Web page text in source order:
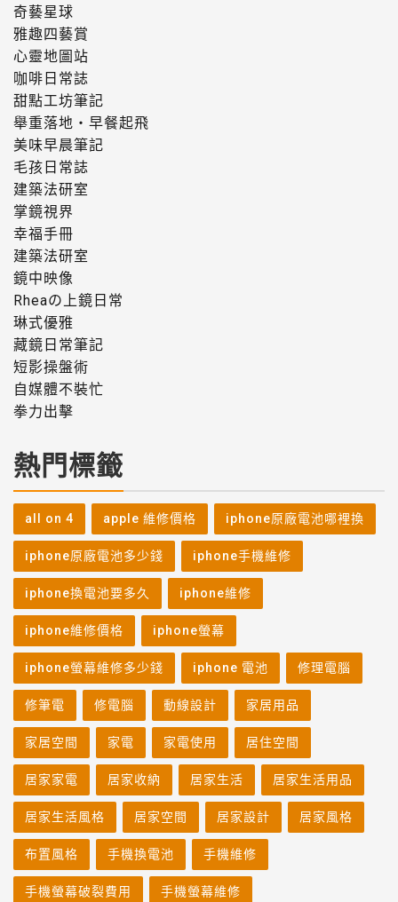
奇藝星球
雅趣四藝賞
心靈地圖站
咖啡日常誌
甜點工坊筆記
舉重落地・早餐起飛
美味早晨筆記
毛孩日常誌
建築法研室
掌鏡視界
幸福手冊
建築法研室
鏡中映像
Rheaの上鏡日常
琳式優雅
藏鏡日常筆記
短影操盤術
自媒體不裝忙
拳力出擊
熱門標籤
all on 4 apple 維修價格 iphone原廠電池哪裡換
iphone原廠電池多少錢 iphone手機維修
iphone換電池要多久 iphone維修
iphone維修價格 iphone螢幕
iphone螢幕維修多少錢 iphone 電池 修理電腦
修筆電 修電腦 動線設計 家居用品
家居空間 家電 家電使用 居住空間
居家家電 居家收納 居家生活 居家生活用品
居家生活風格 居家空間 居家設計 居家風格
布置風格 手機換電池 手機維修
手機螢幕破裂費用 手機螢幕維修